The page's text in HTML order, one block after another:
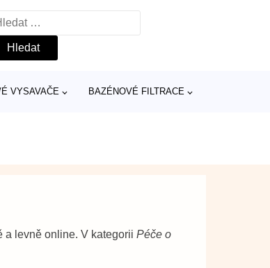
VYSAVAČE BAZÉNOVÉ FILTRACE
a levně online. V kategorii Péče o